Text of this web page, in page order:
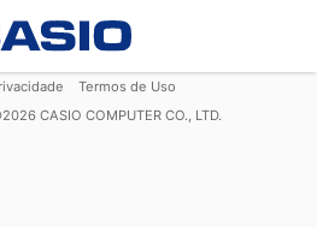
Termos de Uso
2026 CASIO COMPUTER CO., LTD.